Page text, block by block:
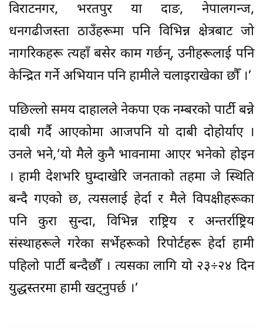
विराटनगर, भरतपुर या दाङ, नेपालगन्ज,
धनगढीजस्ता ठाउँहरूमा पनि विभिन्न क्षेत्रबाट जो
नागरिकहरू त्यहाँ बसेर काम गर्छन्, उनीहरूलाई पनि
केन्द्रित गर्ने अभियान पनि हामीले चलाइराखेका छौँ ।’
पछिल्लो समय दाहालले नेकपा एक नम्बरको पार्टी बन्ने
दाबी गर्दै आएकोमा आजपनि यो दाबी दोहोर्याए ।
उनले भने,‘यो मैले कुनै भावनामा आएर भनेको होइन
। हामी देशभरि घुम्दाखेरि जनताको तहमा जे स्थिति
बन्दै गएको छ, त्यसलाई हेर्दा र मैले विपक्षीहरूका
पनि कुरा सुन्दा, विभिन्न राष्ट्रिय र अन्तर्राष्ट्रिय
संस्थाहरूले गरेका सर्भेहरूको रिपोर्टहरू हेर्दा हामी
पहिलो पार्टी बन्दैछौँ । त्यसका लागि यो २३÷२४ दिन
युद्धस्तरमा हामी खट्नुपर्छ ।’